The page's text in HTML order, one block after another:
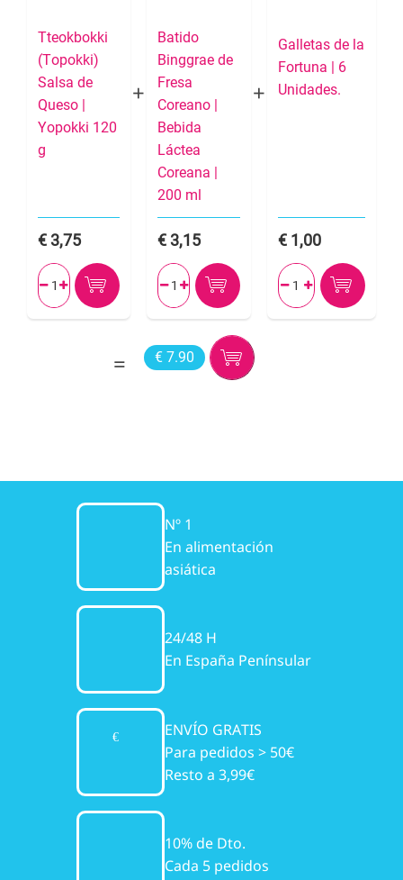
Tteokbokki
(Topokki)
Salsa de
Queso |
Yopokki 120
g
3,75
 
Batido
Binggrae de
Fresa
Coreano |
Bebida
Láctea
Coreana |
200 ml
3,15
 
Galletas de la
Fortuna | 6
Unidades.
1,00
 
€ 7.90
Nº 1
En alimentación
asiática
24/48 H
En España Penínsular
ENVÍO GRATIS
Para pedidos > 50€
Resto a 3,99€
10% de Dto.
Cada 5 pedidos